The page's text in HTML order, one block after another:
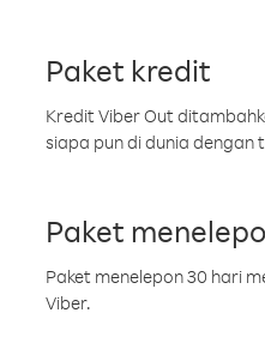
Paket kredit
Kredit Viber Out
siapa pun di dunia dengan
Paket
Paket menelepon 30 hari
Viber.